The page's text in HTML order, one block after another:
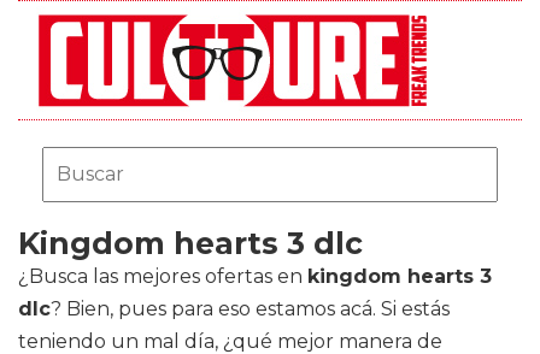
Kingdom hearts 3 dlc
¿Busca las mejores ofertas en kingdom hearts 3
dlc? Bien, pues para eso estamos acá. Si estás
teniendo un mal día, ¿qué mejor manera de